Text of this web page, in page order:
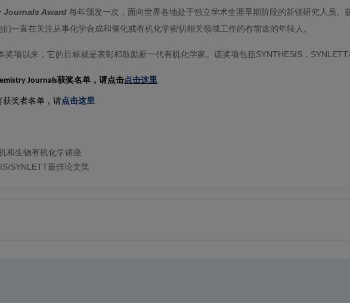
Journals Award 每年颁发一次，面向世界各地处于独立学术生涯早期阶段的新锐研究人员。
一直在关注从事化学合成和催化或有机化学密切相关领域工作的有前途的年轻人。
奖项以来，它的目标就是表彰和鼓励新一代有机化学家。 该奖项包括SYNTHESIS，
Journals获奖名单，请点击点击这里
获奖者名单，请点击这里
和生物有机化学讲座
SYNLETT最佳论文奖